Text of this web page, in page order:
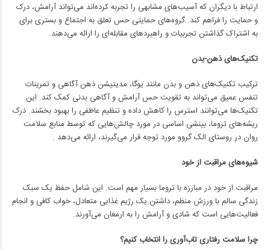
ارتباط با دیگران که آسیب‌های مشابهی را تجربه کرده‌اند می‌تواند آرامش، درک
و حمایت را فراهم کند. گروه‌های حمایتی حس تعلق به اجتماع و بستری برای
به اشتراک گذاشتن تجربیات و راهبردهای مقابله‌ای را ارائه می‌دهند.
تکنیک‌های ذهن-بدن
ترکیب تکنیک‌های ذهن و بدن مانند یوگا، مدیتیشن ذهن آگاهی و تمرینات
تنفس عمیق می‌تواند به تقویت حس آرامش و آگاهی بدنی کمک کند. این
تکنیک‌ها می‌توانند استرس را کاهش داده و تنظیم عاطفی را بهبود بخشند. درک
ریشه‌های تروما، بینشی اساسی در مورد چالش‌هایی که توسط منابع سلامت
روان در روستای الک گروو مورد توجه قرار می‌گیرند، ارائه می‌دهد .
شیوه‌های مراقبت از خود
مراقبت از خود در مبارزه با تروما بسیار مهم است. این شامل حفظ یک سبک
زندگی سالم با ورزش منظم، داشتن یک رژیم غذایی متعادل، خواب کافی و انجام
فعالیت‌هایی است که شادی و آرامش را به ارمغان می‌آورند.
چرا سلامت رفتاری تاب‌آوری را انتخاب کنیم؟